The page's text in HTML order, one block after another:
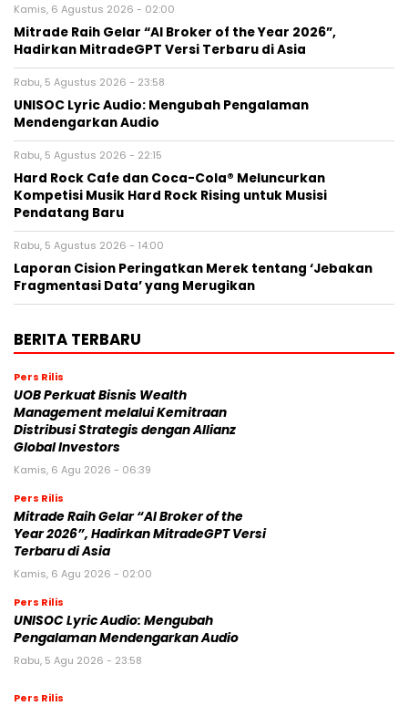
Kamis, 6 Agustus 2026 - 02:00
Mitrade Raih Gelar “AI Broker of the Year 2026”,
Hadirkan MitradeGPT Versi Terbaru di Asia
Rabu, 5 Agustus 2026 - 23:58
UNISOC Lyric Audio: Mengubah Pengalaman
Mendengarkan Audio
Rabu, 5 Agustus 2026 - 22:15
Hard Rock Cafe dan Coca-Cola® Meluncurkan
Kompetisi Musik Hard Rock Rising untuk Musisi
Pendatang Baru
Rabu, 5 Agustus 2026 - 14:00
Laporan Cision Peringatkan Merek tentang ‘Jebakan
Fragmentasi Data’ yang Merugikan
BERITA TERBARU
Pers Rilis
UOB Perkuat Bisnis Wealth
Management melalui Kemitraan
Distribusi Strategis dengan Allianz
Global Investors
Kamis, 6 Agu 2026 - 06:39
Pers Rilis
Mitrade Raih Gelar “AI Broker of the
Year 2026”, Hadirkan MitradeGPT Versi
Terbaru di Asia
Kamis, 6 Agu 2026 - 02:00
Pers Rilis
UNISOC Lyric Audio: Mengubah
Pengalaman Mendengarkan Audio
Rabu, 5 Agu 2026 - 23:58
Pers Rilis